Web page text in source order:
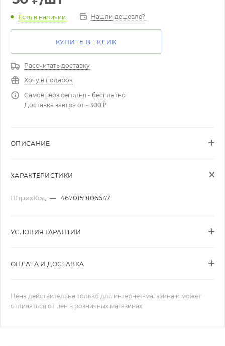
Есть в наличии Нашли дешевле?
КУПИТЬ В 1 КЛИК
Рассчитать доставку
Хочу в подарок
Самовывоз сегодня - бесплатно
Доставка завтра от - 300 ₽
ОПИСАНИЕ
ХАРАКТЕРИСТИКИ
ШтрихКод — 4670159106647
УСЛОВИЯ ГАРАНТИИ
ОПЛАТА И ДОСТАВКА
Цена действительна только для интернет-магазина и может
отличаться от цен в розничных магазинах